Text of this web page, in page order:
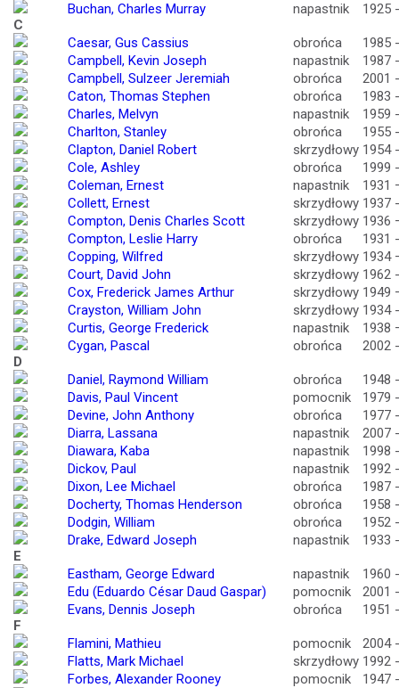
Buchan, Charles Murray
napastnik
1925
C
Caesar, Gus Cassius
obrońca
1985
Campbell, Kevin Joseph
napastnik
1987
Campbell, Sulzeer Jeremiah
obrońca
2001
Caton, Thomas Stephen
obrońca
1983
Charles, Melvyn
napastnik
1959
Charlton, Stanley
obrońca
1955
Clapton, Daniel Robert
skrzydłowy 1954
Cole, Ashley
obrońca
1999
Coleman, Ernest
napastnik
1931
Collett, Ernest
skrzydłowy 1937
Compton, Denis Charles Scott
skrzydłowy 1936
Compton, Leslie Harry
obrońca
1931
Copping, Wilfred
skrzydłowy 1934
Court, David John
skrzydłowy 1962
Cox, Frederick James Arthur
skrzydłowy 1949
Crayston, William John
skrzydłowy 1934
Curtis, George Frederick
napastnik
1938
Cygan, Pascal
obrońca
2002
D
Daniel, Raymond William
obrońca
1948
Davis, Paul Vincent
pomocnik
1979
Devine, John Anthony
obrońca
1977
Diarra, Lassana
napastnik
2007
Diawara, Kaba
napastnik
1998
Dickov, Paul
napastnik
1992
Dixon, Lee Michael
obrońca
1987
Docherty, Thomas Henderson
obrońca
1958
Dodgin, William
obrońca
1952
Drake, Edward Joseph
napastnik
1933
E
Eastham, George Edward
napastnik
1960
Edu (Eduardo César Daud Gaspar)
pomocnik
2001
Evans, Dennis Joseph
obrońca
1951
F
Flamini, Mathieu
pomocnik
2004
Flatts, Mark Michael
skrzydłowy 1992
Forbes, Alexander Rooney
pomocnik
1947